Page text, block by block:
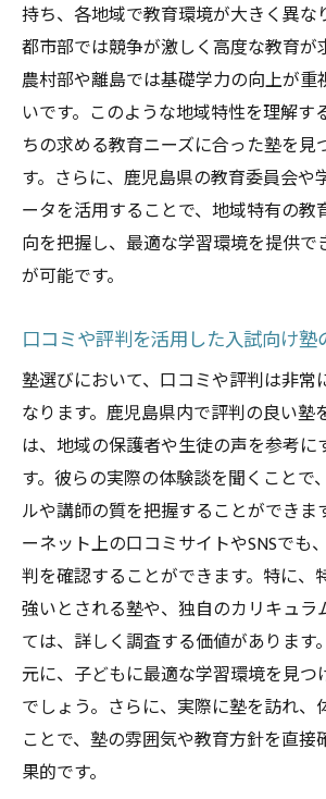
鹿児島県の入試に合わせた
び
生徒に合った指導スタイルを提
け方
生徒の学習スタイルに合わ
個別指導と集団指導のメリ
生徒の成長を促す指導スタ
鹿児島県の塾で提供される多
親子で選ぶ最適な指導スタイ
生徒一人ひとりに合わせた
ト
鹿児島県でベストな塾を選ぶた
イド
塾選びの基本ステップを押
実際に塾を訪問して確認す
オンライン情報を活用した
入試合格に導く塾選びのプ
親子で進める塾選びの計画
鹿児島県内の優良塾情報を
塾選びで成功するための鹿児島
持ち、各地域で教育環境が大きく異な
都市部では競争が激しく高度な教育が
農村部や離島では基礎学力の向上が重
いです。このような地域特性を理解す
ちの求める教育ニーズに合った塾を見
す。さらに、鹿児島県の教育委員会や
ータを活用することで、地域特有の教
向を把握し、最適な学習環境を提供で
が可能です。
口コミや評判を活用した入試向け塾
塾選びにおいて、口コミや評判は非常
なります。鹿児島県内で評判の良い塾
は、地域の保護者や生徒の声を参考に
す。彼らの実際の体験談を聞くことで
ルや講師の質を把握することができま
ーネット上の口コミサイトやSNSでも
判を確認することができます。特に、
強いとされる塾や、独自のカリキュラ
ては、詳しく調査する価値があります
元に、子どもに最適な学習環境を見つ
でしょう。さらに、実際に塾を訪れ、
ことで、塾の雰囲気や教育方針を直接
果的です。